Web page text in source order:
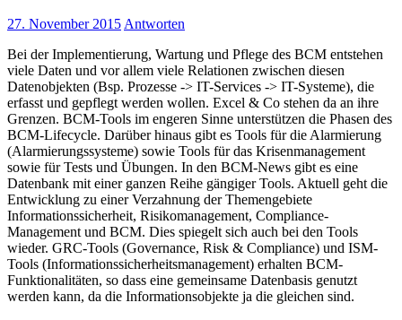
27. November 2015 Antworten
Bei der Implementierung, Wartung und Pflege des BCM entstehen
viele Daten und vor allem viele Relationen zwischen diesen
Datenobjekten (Bsp. Prozesse -> IT-Services -> IT-Systeme), die
erfasst und gepflegt werden wollen. Excel & Co stehen da an ihre
Grenzen. BCM-Tools im engeren Sinne unterstützen die Phasen des
BCM-Lifecycle. Darüber hinaus gibt es Tools für die Alarmierung
(Alarmierungssysteme) sowie Tools für das Krisenmanagement
sowie für Tests und Übungen. In den BCM-News gibt es eine
Datenbank mit einer ganzen Reihe gängiger Tools. Aktuell geht die
Entwicklung zu einer Verzahnung der Themengebiete
Informationssicherheit, Risikomanagement, Compliance-
Management und BCM. Dies spiegelt sich auch bei den Tools
wieder. GRC-Tools (Governance, Risk & Compliance) und ISM-
Tools (Informationssicherheitsmanagement) erhalten BCM-
Funktionalitäten, so dass eine gemeinsame Datenbasis genutzt
werden kann, da die Informationsobjekte ja die gleichen sind.